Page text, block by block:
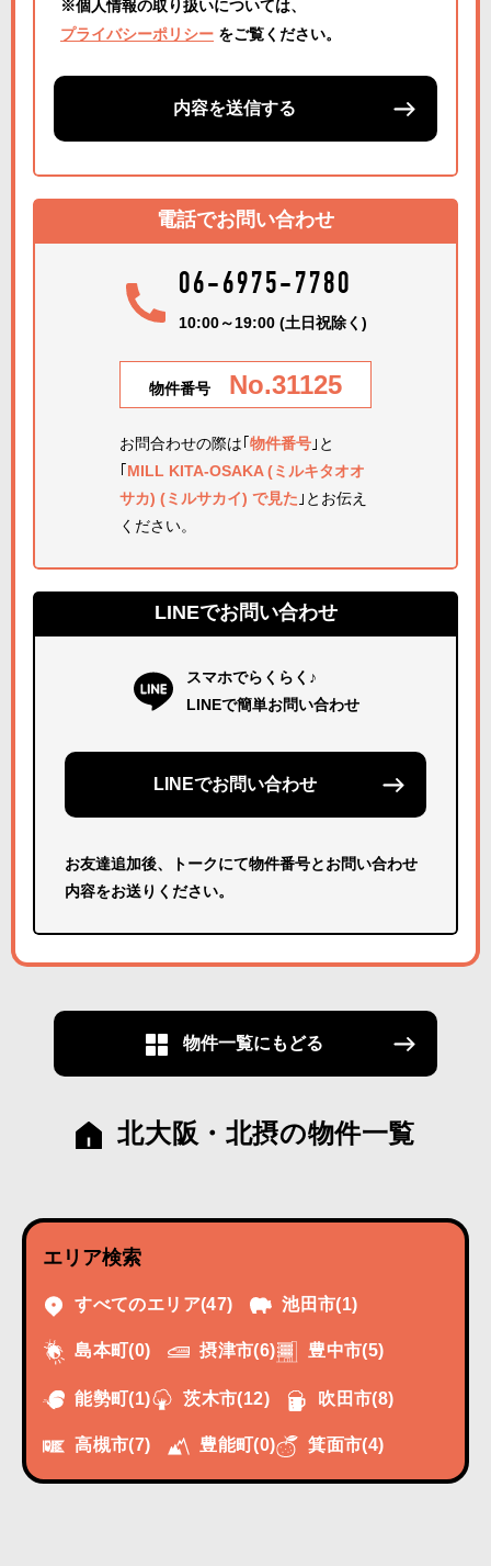
※個人情報の取り扱いについては、
プライバシーポリシー をご覧ください。
内容を送信する
電話でお問い合わせ
06-6975-7780
10:00～19:00 (土日祝除く)
物件番号 No.31125
お問合わせの際は｢ 物件番号 ｣と
MILL KITA-OSAKA (ミルキタオオ
サカ) (ミルサカイ) で見た ｣とお伝え
ください。
LINEでお問い合わせ
スマホでらくらく♪
LINEで簡単お問い合わせ
LINEでお問い合わせ
お友達追加後、トークにて物件番号とお問い合わせ
内容をお送りください。
物件一覧にもどる
北大阪・北摂の物件一覧
エリア検索
すべてのエリア(47) 池田市(1)
島本町(0) 摂津市(6) 豊中市(5)
能勢町(1) 茨木市(12) 吹田市(8)
高槻市(7) 豊能町(0) 箕面市(4)